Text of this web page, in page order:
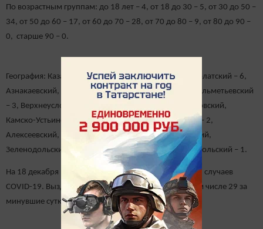
По возрастным группам: до 18 лет – 4, от 18 до 30 – 5, от 30 до 50 –
34, от 50 до 60 – 17, от 60 до 70 – 28, от 70 до 80 – 9, от 80 до 90 –
0, старше 90 – 0.
География: Казань – 48, Набережные Челны – 11, Нурлатский – 6,
Азнакаевский, Лениногорский, Нижнекамский – 4, Альметьевский
– 3, Верхнеуслонский, Верхнеуслонский, Дрожжановский,
Камско-Устьинский, Рыбно-Слободский, Сабинский – 2,
Алексеевский, Бавлинский, Буинский, Высокогорский,
Зеленодольский, Мензелинский, Тукаевский, Чистопольский – 1.
На 18 декабря в Татарстане зарегистрировано 11 975 случаев
COVID-19. Выздоровело за весь период 10 445, в том числе 29 за
минувшие сутки.